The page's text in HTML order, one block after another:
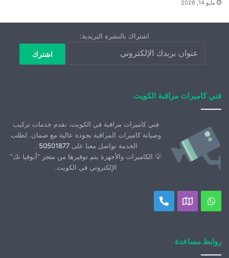
مايو 14, 2026
اشتراك بالنشرة البريدية:
فني كاميرات مراقبة الكويت
فني كاميرات مراقبة في الكويت، نقدم خدمات تركيب
وصيانة كاميرات المراقبة بجودة عالية مع ضمان. لطلب
الخدمة تواصل معنا على50501877
.
💡 الكاميرات والأجهزة يتم توفيرها من متجر "أنوفيا تك"
الإلكتروني في الكويت.
واتسابموقعنا
خريطة
اتصل
روابط مساعدة